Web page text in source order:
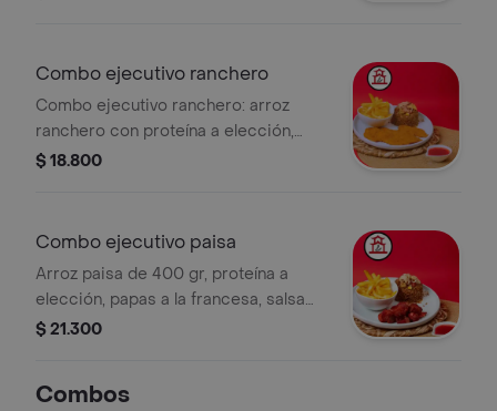
Combo ejecutivo ranchero
Combo ejecutivo ranchero: arroz
ranchero con proteína a elección,
papas a la francesa y salsa agridulce.
$ 18.800
Combo ejecutivo paisa
Arroz paisa de 400 gr, proteína a
elección, papas a la francesa, salsa
agridulce.
$ 21.300
Combos